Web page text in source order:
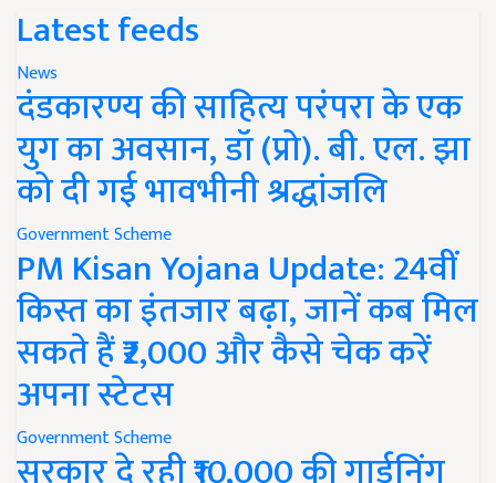
Latest feeds
News
दंडकारण्य की साहित्य परंपरा के एक
युग का अवसान, डॉ (प्रो). बी. एल. झा
को दी गई भावभीनी श्रद्धांजलि
Government Scheme
PM Kisan Yojana Update: 24वीं
किस्त का इंतजार बढ़ा, जानें कब मिल
सकते हैं ₹2,000 और कैसे चेक करें
अपना स्टेटस
Government Scheme